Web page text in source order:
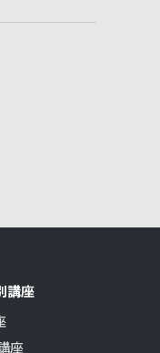
講座
座